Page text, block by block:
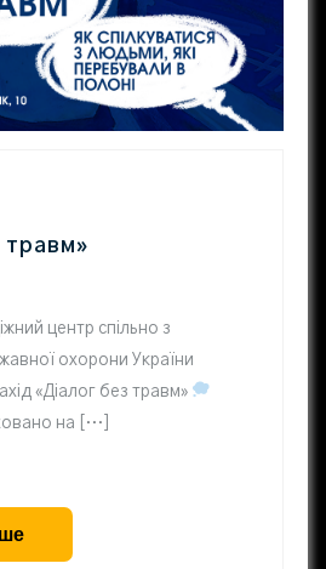
травм»
центр спільно з
охорони України
«Діалог без травм»
на […]